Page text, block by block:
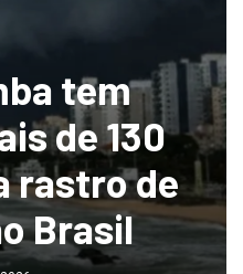
tem
de 130
rastro de
Brasil